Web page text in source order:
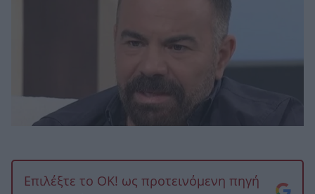
Επιλέξτε το OK! ως προτεινόμενη πηγή